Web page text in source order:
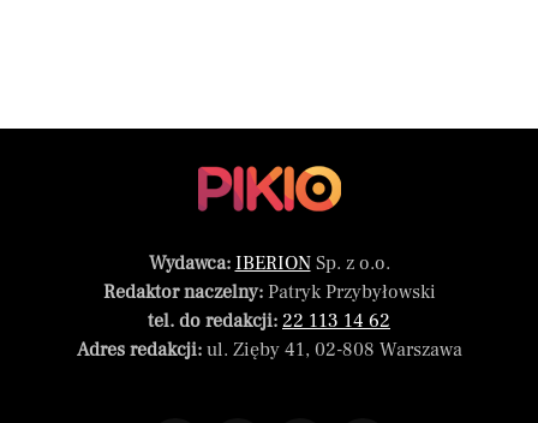
Wydawca: IBERIONSp. z o.o.
Redaktor naczelny:Patryk Przybyłowski
tel. do redakcji: 22 113 14 62
Adres redakcji:ul. Zięby 41, 02-808 Warszawa